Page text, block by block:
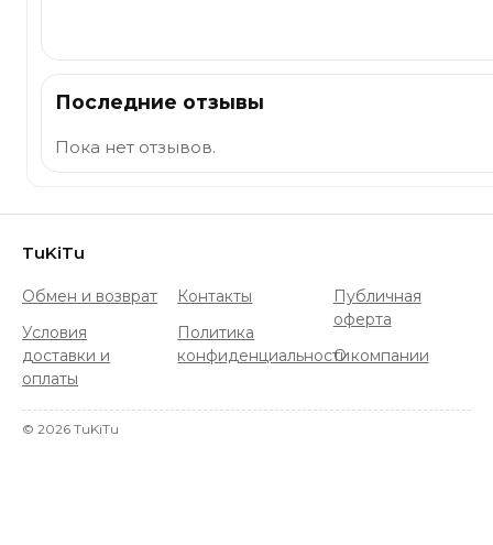
Последние отзывы
Пока нет отзывов.
TuKiTu
Обмен и возврат
Условия
доставки и
оплаты
Контакты
Политика
конфиденциальности
Публичная
оферта
О компании
© 2026 TuKiTu